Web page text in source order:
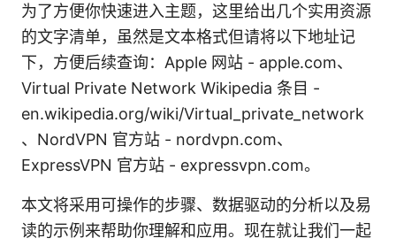
为了方便你快速进入主题，这里给出几个实用资源
的文字清单，虽然是文本格式但请将以下地址记
下，方便后续查询：Apple 网站 - apple.com、
Virtual Private Network Wikipedia 条目 -
en.wikipedia.org/wiki/Virtual_private_network
、NordVPN 官方站 - nordvpn.com、
ExpressVPN 官方站 - expressvpn.com。
本文将采用可操作的步骤、数据驱动的分析以及易
读的示例来帮助你理解和应用。现在就让我们一起